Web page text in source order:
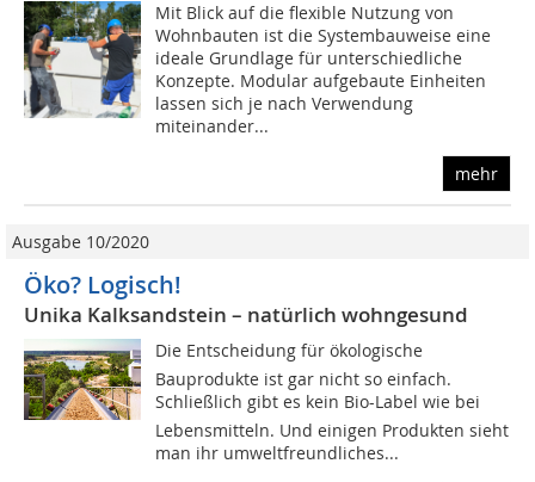
Mit Blick auf die flexible Nutzung von
Wohnbauten ist die Systembauweise eine
ideale Grundlage für unterschiedliche
Konzepte. Modular aufgebaute Einheiten
lassen sich je nach Verwendung
miteinander...
mehr
Ausgabe 10/2020
Öko? Logisch!
Unika Kalksandstein – natürlich wohngesund
Die Entscheidung für ökologische
Bauprodukte ist gar nicht so einfach.
Schließlich gibt es kein Bio-Label wie bei
Lebensmitteln. Und einigen Produkten sieht
man ihr umweltfreundliches...